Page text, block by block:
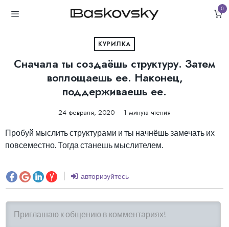
0
КУРИЛКА
Сначала ты создаёшь структуру. Затем
воплощаешь ее. Наконец,
поддерживаешь ее.
24 февраля, 2020 1 минута чтения
Пробуй мыслить структурами и ты начнёшь замечать их
повсеместно. Тогда станешь мыслителем.
авторизуйтесь